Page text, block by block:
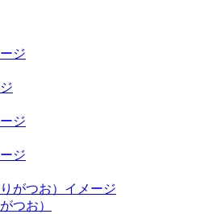
つお）